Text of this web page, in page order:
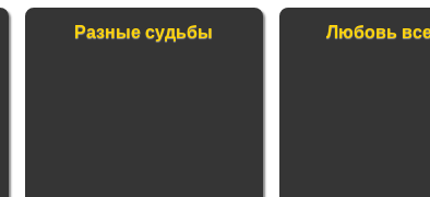
Разные судьбы Любовь